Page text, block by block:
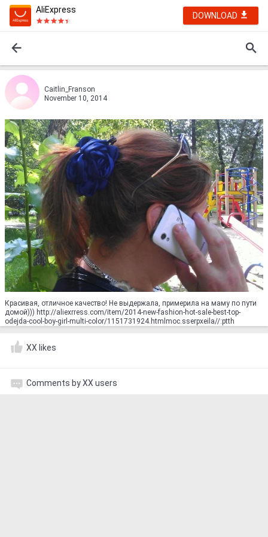
AliExpress
DOWNLOAD
Caitlin_Franson
November 10, 2014
Красивая, отличное качество! Не выдержала, примерила на маму по пути
домой))) http://aliexrress.com/item/2014-new-fashion-hot-sale-best-top-
odejda-cool-boy-girl-multi-color/1151731924.html‮http://aliexpress.com
XX likes
Comments by XX users